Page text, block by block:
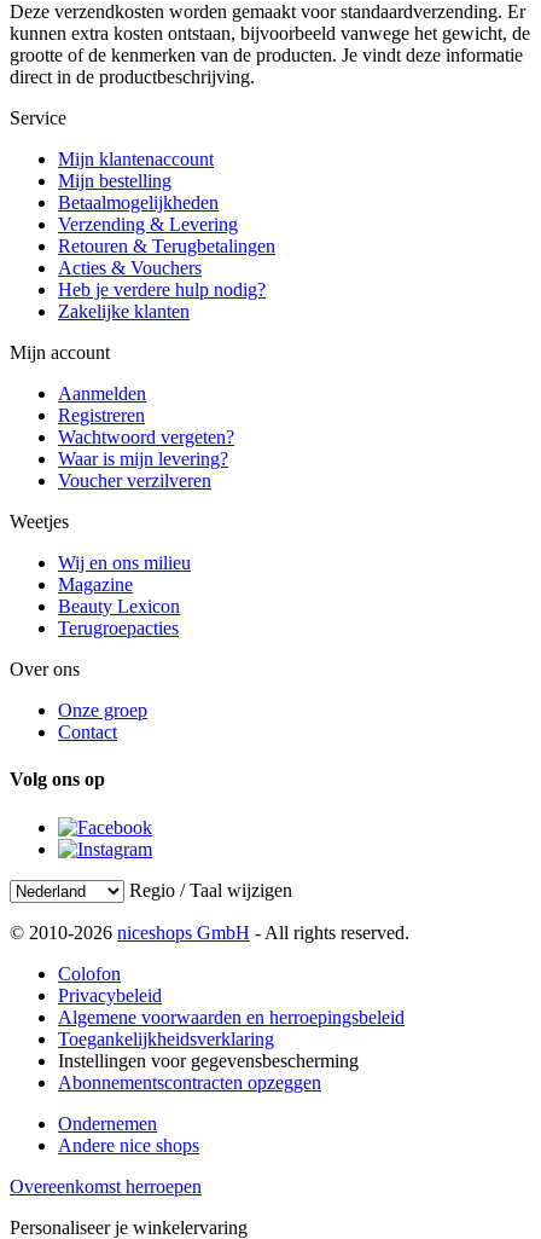
Deze verzendkosten worden gemaakt voor standaardverzending. Er
kunnen extra kosten ontstaan, bijvoorbeeld vanwege het gewicht, de
grootte of de kenmerken van de producten. Je vindt deze informatie
direct in de productbeschrijving.
Service
Mijn klantenaccount
Mijn bestelling
Betaalmogelijkheden
Verzending & Levering
Retouren & Terugbetalingen
Acties & Vouchers
Heb je verdere hulp nodig?
Zakelijke klanten
Mijn account
Aanmelden
Registreren
Wachtwoord vergeten?
Waar is mijn levering?
Voucher verzilveren
Weetjes
Wij en ons milieu
Magazine
Beauty Lexicon
Terugroepacties
Over ons
Onze groep
Contact
Volg ons op
Regio / Taal wijzigen
© 2010-2026 niceshops GmbH - All rights reserved.
Colofon
Privacybeleid
Algemene voorwaarden en herroepingsbeleid
Toegankelijkheidsverklaring
Instellingen voor gegevensbescherming
Abonnementscontracten opzeggen
Ondernemen
Andere nice shops
Overeenkomst herroepen
Personaliseer je winkelervaring